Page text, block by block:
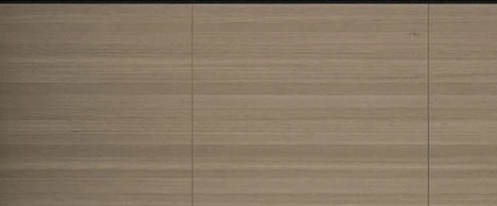
Prijavite se na naš newsletter i primajte preko emaila specijalne i